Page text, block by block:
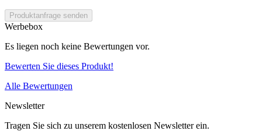
Produktanfrage senden
Werbebox
Es liegen noch keine Bewertungen vor.
Bewerten Sie dieses Produkt!
Alle Bewertungen
Newsletter
Tragen Sie sich zu unserem kostenlosen Newsletter ein.